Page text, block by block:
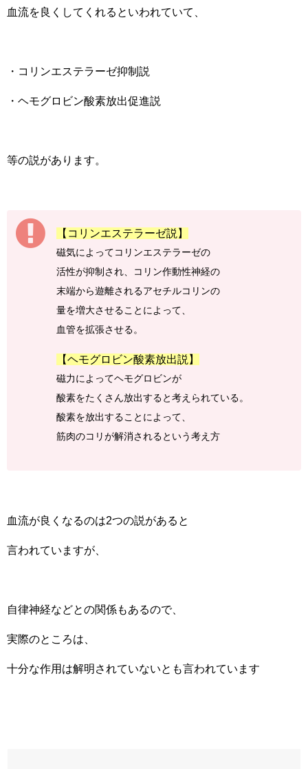
血流を良くしてくれるといわれていて、
・コリンエステラーゼ抑制説
・ヘモグロビン酸素放出促進説
等の説があります。
【コリンエステラーゼ説】
磁気によってコリンエステラーゼの
活性が抑制され、
コリン作動性神経の
末端から遊離されるアセチルコリンの
量を増大させることによって、
血管を拡張させる。
【ヘモグロビン酸素放出説】
磁力によってヘモグロビンが
酸素をたくさん放出すると考えられている。
酸素を放出することによって、
筋肉のコリが解消されるという考え方
血流が良くなるのは2つの説があると
言われていますが、
自律神経などとの関係もあるので、
実際のところは、
十分な作用は解明されていないとも言われています